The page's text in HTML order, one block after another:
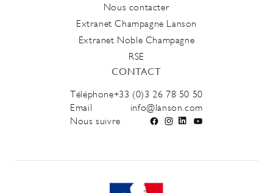
Nous contacter
Extranet Champagne Lanson
Extranet Noble Champagne
RSE
CONTACT
Téléphone+33 (0)3 26 78 50 50
Email
info@lanson.com
Nous suivre
FacebookInstagramLinkedInYouTube